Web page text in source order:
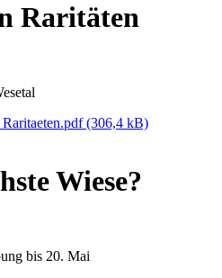
Raritäten
(306,4 kB)
Wiese?
bis 20. Mai